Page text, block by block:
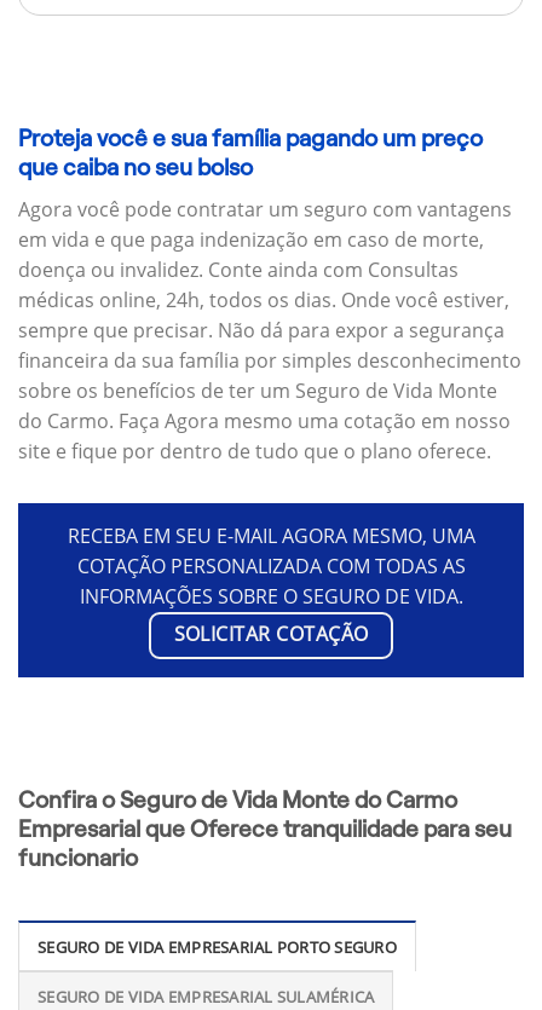
Proteja você e sua família pagando um preço
que caiba no seu bolso
Agora você pode contratar um seguro com vantagens
em vida e que paga indenização em caso de morte,
doença ou invalidez. Conte ainda com Consultas
médicas online, 24h, todos os dias. Onde você estiver,
sempre que precisar. Não dá para expor a segurança
financeira da sua família por simples desconhecimento
sobre os benefícios de ter um Seguro de Vida Monte
do Carmo. Faça Agora mesmo uma cotação em nosso
site e fique por dentro de tudo que o plano oferece.
RECEBA EM SEU E-MAIL AGORA MESMO, UMA
COTAÇÃO PERSONALIZADA COM TODAS AS
INFORMAÇÕES SOBRE O SEGURO DE VIDA.
SOLICITAR COTAÇÃO
Confira o Seguro de Vida Monte do Carmo
Empresarial que Oferece tranquilidade para seu
funcionario
SEGURO DE VIDA EMPRESARIAL PORTO SEGURO
SEGURO DE VIDA EMPRESARIAL SULAMÉRICA